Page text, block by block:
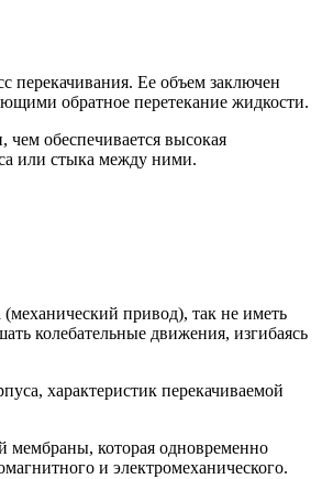
перекачивания. Ее объем заключен
обратное перетекание жидкости.
обеспечивается высокая
или стыка между ними.
привод), так не иметь
колебательные движения, изгибаясь
характеристик перекачиваемой
мембраны, которая одновременно
и электромеханического.